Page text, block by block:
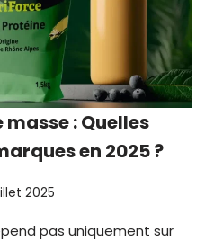
: Quelles
en 2025 ?
2025
pas uniquement sur